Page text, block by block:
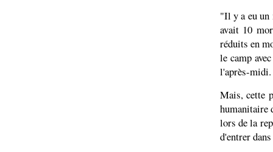
"Il y a eu un
avait 10
réduits en
le camp
l'après-midi.
Mais, cette
humanitaire
lors de la
d'entrer